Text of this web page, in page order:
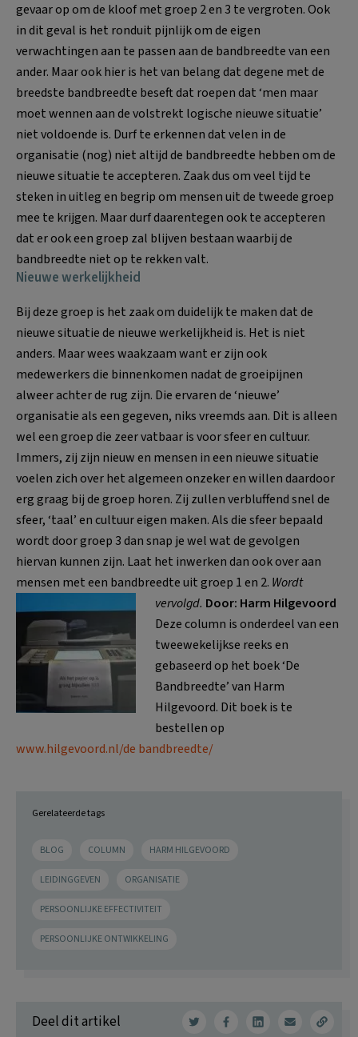
gevaar op om de kloof met groep 2 en 3 te vergroten. Ook
in dit geval is het ronduit pijnlijk om de eigen
verwachtingen aan te passen aan de bandbreedte van een
ander. Maar ook hier is het van belang dat degene met de
breedste bandbreedte beseft dat roepen dat ‘men maar
moet wennen aan de volstrekt logische nieuwe situatie’
niet voldoende is. Durf te erkennen dat velen in de
organisatie (nog) niet altijd de bandbreedte hebben om de
nieuwe situatie te accepteren. Zaak dus om veel tijd te
steken in uitleg en begrip om mensen uit de tweede groep
mee te krijgen. Maar durf daarentegen ook te accepteren
dat er ook een groep zal blijven bestaan waarbij de
bandbreedte niet op te rekken valt.
Nieuwe werkelijkheid
Bij deze groep is het zaak om duidelijk te maken dat de
nieuwe situatie de nieuwe werkelijkheid is. Het is niet
anders. Maar wees waakzaam want er zijn ook
medewerkers die binnenkomen nadat de groeipijnen
alweer achter de rug zijn. Die ervaren de ‘nieuwe’
organisatie als een gegeven, niks vreemds aan. Dit is alleen
wel een groep die zeer vatbaar is voor sfeer en cultuur.
Immers, zij zijn nieuw en mensen in een nieuwe situatie
voelen zich over het algemeen onzeker en willen daardoor
erg graag bij de groep horen. Zij zullen verbluffend snel de
sfeer, ‘taal’ en cultuur eigen maken. Als die sfeer bepaald
wordt door groep 3 dan snap je wel wat de gevolgen
hiervan kunnen zijn. Laat het inwerken dan ook over aan
mensen met een bandbreedte uit groep 1 en 2. Wordt
vervolgd. Door: Harm Hilgevoord
Deze column is onderdeel van een
tweewekelijkse reeks en
gebaseerd op het boek ‘De
Bandbreedte’ van Harm
Hilgevoord. Dit boek is te
bestellen op
www.hilgevoord.nl/de bandbreedte/
Gerelateerde tags
BLOG COLUMN HARM HILGEVOORD
LEIDINGGEVEN ORGANISATIE
PERSOONLIJKE EFFECTIVITEIT
PERSOONLIJKE ONTWIKKELING
Deel dit artikel